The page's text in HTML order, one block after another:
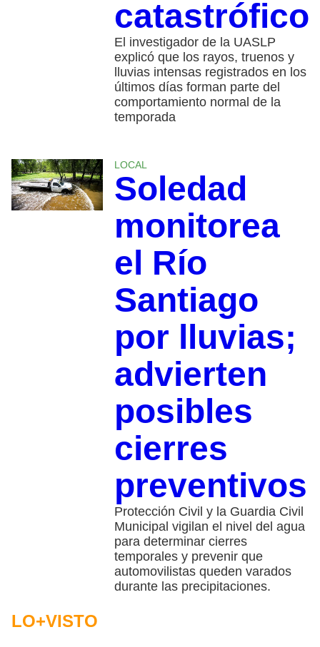
catastrófico
El investigador de la UASLP
explicó que los rayos, truenos y
lluvias intensas registrados en los
últimos días forman parte del
comportamiento normal de la
temporada
LOCAL
Soledad
monitorea
el Río
Santiago
por lluvias;
advierten
posibles
cierres
preventivos
Protección Civil y la Guardia Civil
Municipal vigilan el nivel del agua
para determinar cierres
temporales y prevenir que
automovilistas queden varados
durante las precipitaciones.
LO+VISTO